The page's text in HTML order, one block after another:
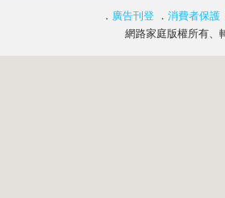
． 廣告刊登 ． 消費者保護
網路家庭版權所有、